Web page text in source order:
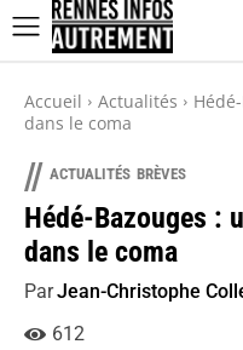
Accueil Actualités
dans le coma
// ACTUALITÉS BRÈVES
Hédé-Bazouges :
dans le coma
ParJean-Christophe
612